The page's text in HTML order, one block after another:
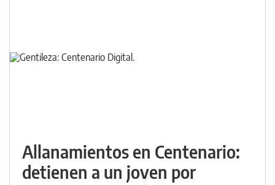
Allanamientos en Centenario:
detienen a un joven por